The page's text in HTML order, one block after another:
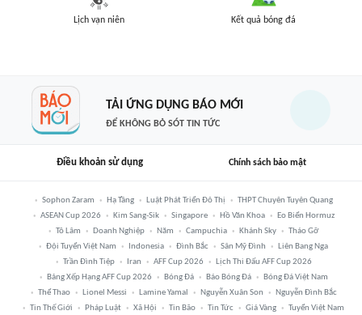
Lịch vạn niên Kết quả bóng đá
TẢI ỨNG DỤNG BÁO MỚI
ĐỂ KHÔNG BỎ SÓT TIN TỨC
Điều khoản sử dụng Chính sách bảo mật
Sophon Zaram Hạ Tầng Luật Phát Triển Đô Thị
THPT Chuyên Tuyên Quang
ASEAN Cup 2026
Kim Sang-Sik Singapore Hồ Văn Khoa
Eo Biển Hormuz
Tô Lâm
Doanh Nghiệp Năm Campuchia Khánh Sky
Tháo Gỡ
Đội Tuyển Việt Nam
Indonesia Đình Bắc Sân Mỹ Đình
Liên Bang Nga
Trần Đình Tiệp
Iran AFF Cup 2026
Lịch Thi Đấu AFF Cup 2026
Bảng Xếp Hạng AFF Cup 2026
Bóng Đá Báo Bóng Đá
Bóng Đá Việt Nam
Thể Thao
Lionel Messi Lamine Yamal Nguyễn Xuân Son
Nguyễn Đình Bắc
Tin Thế Giới
Pháp Luật Xã Hội Tin Bão Tin Tức Giá Vàng Tuyển Việt Nam